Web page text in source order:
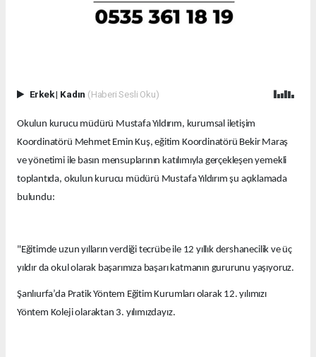
Erkek| Kadın (Haberi Sesli Oku)
Okulun kurucu müdürü Mustafa Yıldırım, kurumsal iletişim
Koordinatörü Mehmet Emin Kuş, eğitim Koordinatörü Bekir Maraş
ve yönetimi ile basın mensuplarının katılımıyla gerçekleşen yemekli
toplantıda, okulun kurucu müdürü Mustafa Yıldırım şu açıklamada
bulundu:
"Eğitimde uzun yılların verdiği tecrübe ile 12 yıllık dershanecilik ve üç
yıldır da okul olarak başarımıza başarı katmanın gururunu yaşıyoruz.
Şanlıurfa’da Pratik Yöntem Eğitim Kurumları olarak 12. yılımızı
Yöntem Koleji olaraktan 3. yılımızdayız.